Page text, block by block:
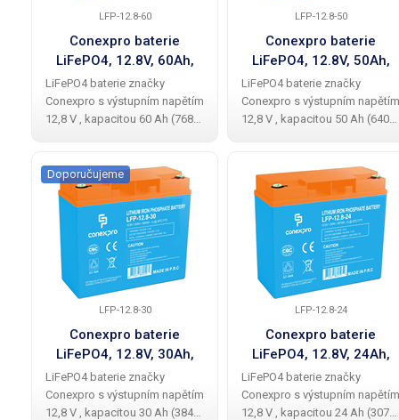
LFP-12.8-60
Conexpro baterie
LiFePO4, 12.8V, 60Ah,
Smart BMS, Bluetooth
LiFePO4 baterie značky
Conexpro s výstupním napětím
12,8 V , kapacitou 60 Ah (768
konektory pro připojení k
zařízení a inteligentním Battery
LFP-12.8-50
Conexpro baterie
LiFePO4, 12.8V, 50Ah,
Smart BMS, Bluetooth
LiFePO4 baterie značky
Conexpro s výstupním napětím
12,8 V , kapacitou 50 Ah (640
konektory pro připojení k
zařízení a inteligentním Battery
LFP-12.8-30
Conexpro baterie
LiFePO4, 12.8V, 30Ah,
Smart BMS, Bluetooth
Doporučujeme
LiFePO4 baterie značky
Conexpro s výstupním napětím
12,8 V , kapacitou 30 Ah (384
LFP-12.8-24
Conexpro baterie
LiFePO4, 12.8V, 24Ah,
Smart BMS, Bluetooth
LiFePO4 baterie značky
Conexpro s výstupním napětím
12,8 V , kapacitou 24 Ah (307